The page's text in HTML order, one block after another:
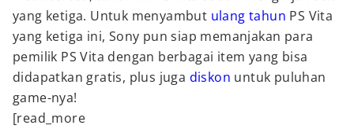
yang ketiga. Untuk menyambut ulang tahun PS Vita
yang ketiga ini, Sony pun siap memanjakan para
pemilik PS Vita dengan berbagai item yang bisa
didapatkan gratis, plus juga diskon untuk puluhan
game-nya!
[read_more